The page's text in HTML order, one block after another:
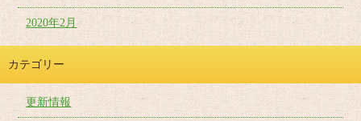
2020年2月
カテゴリー
更新情報